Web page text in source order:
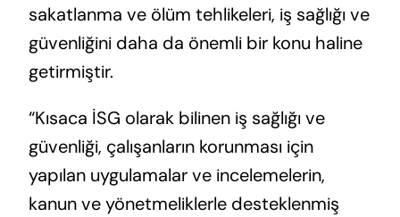
sakatlanma ve ölüm tehlikeleri, iş sağlığı ve
güvenliğini daha da önemli bir konu haline
getirmiştir.
“Kısaca İSG olarak bilinen iş sağlığı ve
güvenliği, çalışanların korunması için
yapılan uygulamalar ve incelemelerin,
kanun ve yönetmeliklerle desteklenmiş